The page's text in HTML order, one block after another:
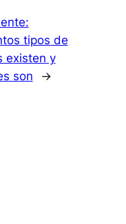
tipos de
existen y
son
→